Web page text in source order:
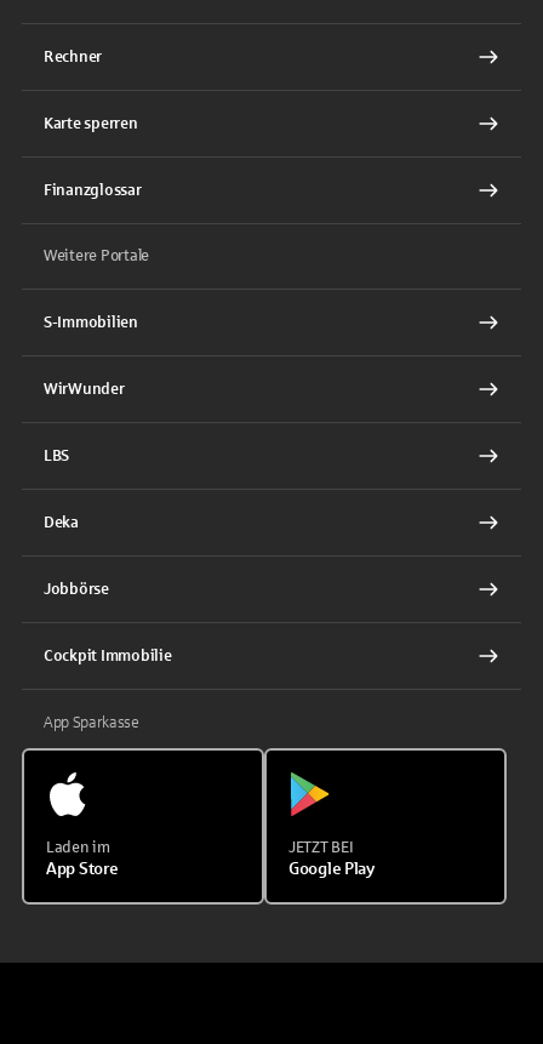
Rechner
Karte sperren
Finanzglossar
Weitere Portale
S-Immobilien
WirWunder
LBS
Deka
Jobbörse
Cockpit Immobilie
App Sparkasse
Laden im
App Store
JETZT BEI
Google Play